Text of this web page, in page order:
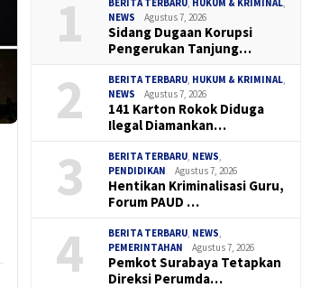
1
NEWS
Agustus 7, 2026
Sidang Dugaan Korupsi
Pengerukan Tanjung…
2 BERITA TERBARU HUKUM & KRIMINAL
NEWS
Agustus 7, 2026
141 Karton Rokok Diduga
Ilegal Diamankan…
3 BERITA TERBARU NEWS
PENDIDIKAN
Agustus 7, 2026
Hentikan Kriminalisasi Guru,
Forum PAUD …
4 BERITA TERBARU NEWS
PEMERINTAHAN
Agustus 7, 2026
Pemkot Surabaya Tetapkan
Direksi Perumda…